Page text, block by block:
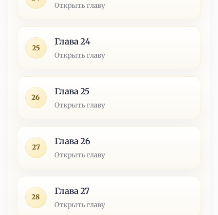
Открыть главу
25
Глава 24
Открыть главу
26
Глава 25
Открыть главу
27
Глава 26
Открыть главу
28
Глава 27
Открыть главу